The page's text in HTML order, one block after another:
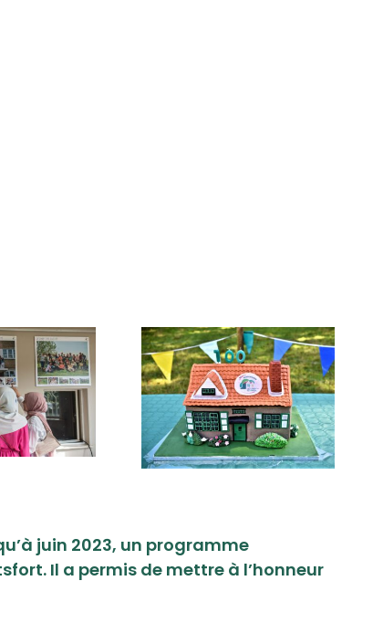
juin 2023, un programme
Il a permis de mettre à l’honneur